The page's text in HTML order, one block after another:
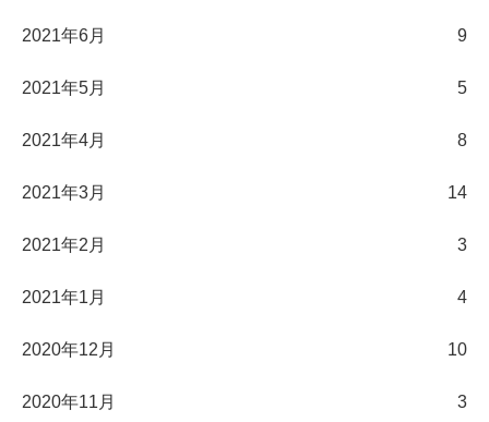
2021年6月 9
2021年5月 5
2021年4月 8
2021年3月 14
2021年2月 3
2021年1月 4
2020年12月 10
2020年11月 3